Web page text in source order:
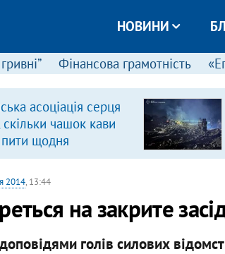
НОВИНИ
Фінансова грамотність
асоціація серця
чашок кави
щодня
2014, 13:44
на закрите
голів силових